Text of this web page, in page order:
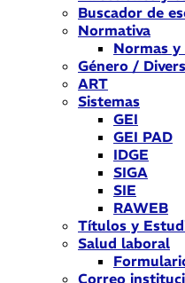
Buscador de
Normativa
Normas y
Género /
ART
Sistemas
GEI
GEI PAD
IDGE
SIGA
SIE
RAWEB
Títulos y
Salud laboral
Correo